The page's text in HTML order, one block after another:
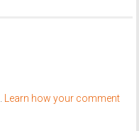
Learn how your comment